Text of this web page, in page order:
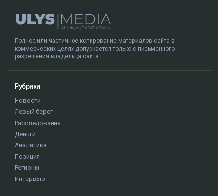
Полное или частичное копирование материалов сайта в
коммерческих целях допускается только с письменного
разрешения владельца сайта.
Рубрики
Новости
Левый берег
Расследования
Деньги
Аналитика
Позиция
Регионы
Интервью